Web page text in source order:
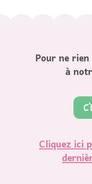
Pour ne
à
Cliquez ici